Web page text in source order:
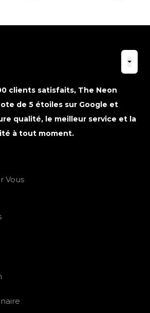
clients satisfaits, The Neon
de 5 étoiles sur Google et
qualité, le meilleur service et la
à tout moment.
Vous